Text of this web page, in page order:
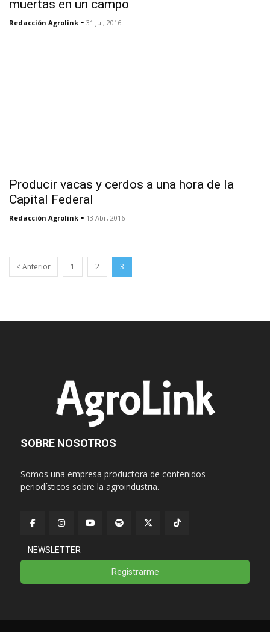
muertas en un campo
Redacción Agrolink - 31 Jul, 2016
Producir vacas y cerdos a una hora de la
Capital Federal
Redacción Agrolink - 13 Abr, 2016
< Anterior 1 2 3
SOBRE NOSOTROS
Somos una empresa productora de contenidos
periodísticos sobre la agroindustria.
NEWSLETTER
Registrarme